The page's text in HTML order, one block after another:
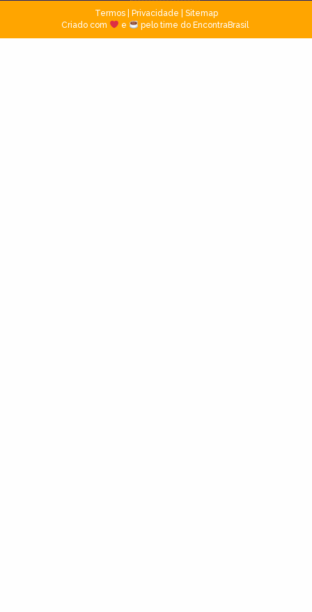
Termos| Privacidade
Sitemap
Criado com
e pelo time do EncontraBrasil